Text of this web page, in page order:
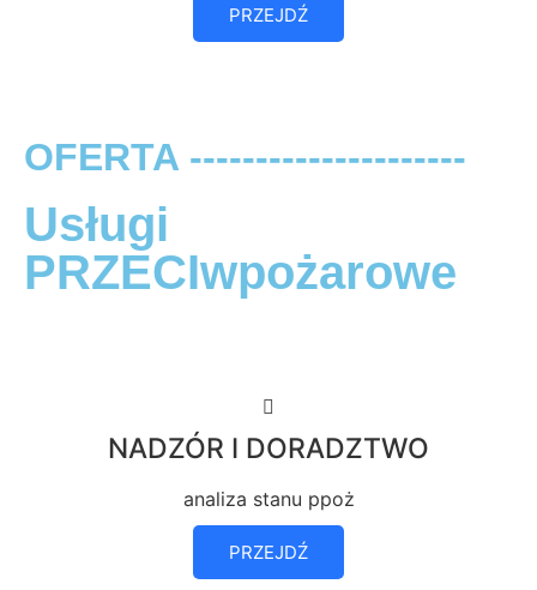
PRZEJDŹ
OFERTA ---------------------
Usługi
PRZECIwpożarowe
NADZÓR I DORADZTWO
analiza stanu ppoż
PRZEJDŹ